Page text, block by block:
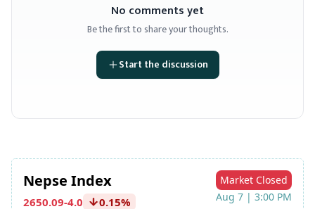
No comments yet
Be the first to share your thoughts.
Start the discussion